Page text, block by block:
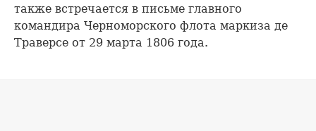
также встречается в письме главного
командира Черноморского флота маркиза де
Траверсе от 29 марта 1806 года.